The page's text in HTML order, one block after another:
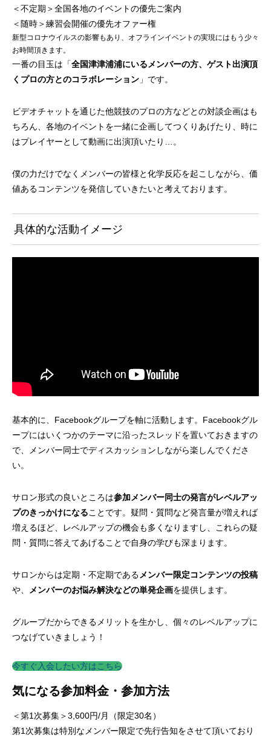
＜不定期＞全国各地のイベントの優先ご案内
＜随時＞練習会開催の優先オファー権
新型コロナウイルスの影響もあり、オフラインイベントの実現にはもう少々
お時間頂きます。
一番の目玉は「全国津津浦浦にいるメンバーの方、ゲスト出演頂
くプロの方とのコラボレーション 」です。
ビデオチャットを通じた他競技のプロの方などとの対談企画はも
ちろん、各地のイベントを一緒に企画してつくりあげたり、時に
はプレイヤーとして動画に出演頂いたり…。
僕の力だけでなくメンバーの皆様と化学反応を起こしながら、価
値あるコンテンツを発信していきたいと考えております。
具体的な活動イメージ
基本的に、Facebookグループを軸に活動します。Facebookグル
ープにはいくつかのテーマに沿ったスレッドを置いておきますの
で、メンバー同士でディスカッションしながら楽しんでくださ
い。
サロン形式の良いところは参加メンバー同士の発言がレベルアッ
プのきっかけになることです。疑問・質問など発言量が増えれば
増えるほど、レベルアップの機会も多くなりますし、これらの疑
問・質問に答えてあげることで自身の学びも深まります。
サロンからは定期・不定期である メンバー限定コンテンツの投稿
や、
メンバーのお悩み解決などの単発企画を提供します。
グループだからできるメリットを生かし、個々のレベルアップに
つなげていきましょう！
今すぐ入会したい方はこちら
気になる参加料金・参加方法
＜第1次募集＞3,600円/月（限定30名）
第1次募集は特別なメンバー限定で先行告知をさせて頂いており